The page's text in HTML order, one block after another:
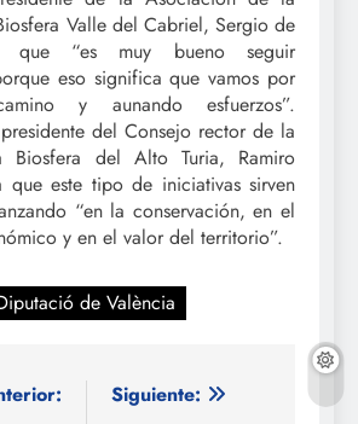
Valle del Cabriel, Sergio de
que “es muy bueno seguir
eso significa que vamos por
y aunando esfuerzos”.
del Consejo rector de la
Biosfera del Alto Turia, Ramiro
que este tipo de iniciativas sirven
“en la conservación, en el
y en el valor del territorio”.
de València
Siguiente: